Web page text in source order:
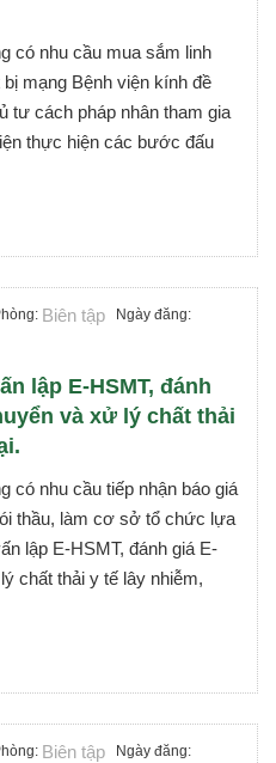
có nhu cầu mua sắm linh
mạng Bệnh viện kính đề
tư cách pháp nhân tham gia
thực hiện các bước đấu
Biên tập Ngày đăng:
lập E-HSMT, đánh
và xử lý chất thải
có nhu cầu tiếp nhận báo giá
thầu, làm cơ sở tổ chức lựa
lập E-HSMT, đánh giá E-
chất thải y tế lây nhiễm,
Biên tập Ngày đăng: